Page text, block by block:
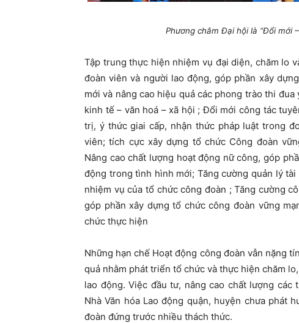
Phương châm Đại hội là “Đổi mới
Tập trung thực hiện nhiệm vụ đại diện, chăm lo
đoàn viên và người lao động, góp phần xây
mới và nâng cao hiệu quả các phong trào thi
kinh tế – văn hoá – xã hội ; Đổi mới công tác
trị, ý thức giai cấp, nhận thức pháp luật trong
viên; tích cực xây dựng tổ chức Công đoàn
Nâng cao chất lượng hoạt động nữ công, góp
động trong tình hình mới; Tăng cường quản lý
nhiệm vụ của tổ chức công đoàn ; Tăng cường
góp phần xây dựng tổ chức công đoàn vững
chức thực hiện
Những hạn chế Hoạt động công đoàn vẫn nặng
quả nhằm phát triển tổ chức và thực hiện chăm
lao động. Việc đầu tư, nâng cao chất lượng
Nhà Văn hóa Lao động quận, huyện chưa phát
đoàn đứng trước nhiều thách thức.